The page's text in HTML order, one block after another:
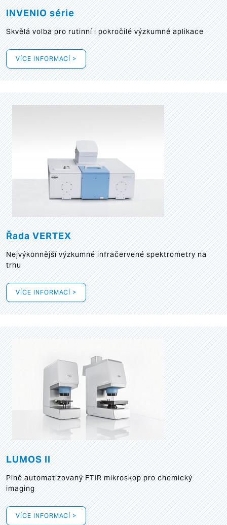
INVENIO série
Skvělá volba pro rutinní i pokročilé výzkumné aplikace
VÍCE INFORMACÍ >
Řada VERTEX
Nejvýkonnější výzkumné infračervené spektrometry na
trhu
VÍCE INFORMACÍ >
LUMOS II
Plně automatizovaný FTIR mikroskop pro chemický
imaging
VÍCE INFORMACÍ >